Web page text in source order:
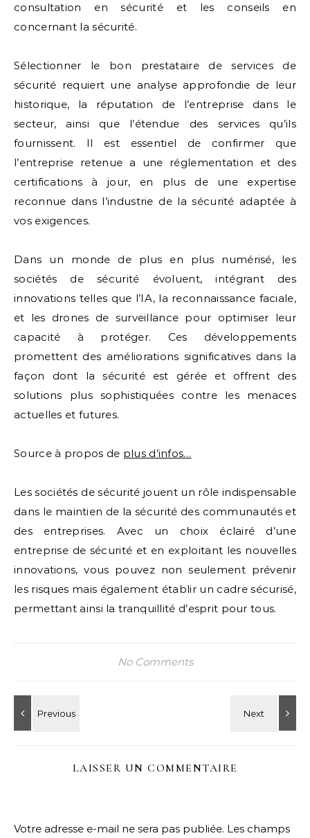
consultation en sécurité et les conseils en
concernant la sécurité.
Sélectionner le bon prestataire de services de
sécurité requiert une analyse approfondie de leur
historique, la réputation de l’entreprise dans le
secteur, ainsi que l’étendue des services qu’ils
fournissent. Il est essentiel de confirmer que
l’entreprise retenue a une réglementation et des
certifications à jour, en plus de une expertise
reconnue dans l’industrie de la sécurité adaptée à
vos exigences.
Dans un monde de plus en plus numérisé, les
sociétés de sécurité évoluent, intégrant des
innovations telles que l’IA, la reconnaissance faciale,
et les drones de surveillance pour optimiser leur
capacité à protéger. Ces développements
promettent des améliorations significatives dans la
façon dont la sécurité est gérée et offrent des
solutions plus sophistiquées contre les menaces
actuelles et futures.
Source à propos de plus d’infos…
Les sociétés de sécurité jouent un rôle indispensable
dans le maintien de la sécurité des communautés et
des entreprises. Avec un choix éclairé d’une
entreprise de sécurité et en exploitant les nouvelles
innovations, vous pouvez non seulement prévenir
les risques mais également établir un cadre sécurisé,
permettant ainsi la tranquillité d’esprit pour tous.
No Comments
LAISSER UN COMMENTAIRE
Votre adresse e-mail ne sera pas publiée. Les champs